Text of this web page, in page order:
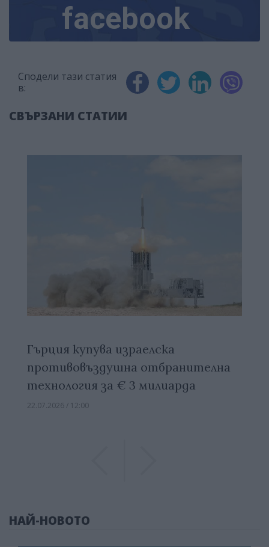
facebook
Сподели тази статия
в:
СВЪРЗАНИ СТАТИИ
Гърция купува израелска
противовъздушна отбранителна
технология за € 3 милиарда
22.07.2026 / 12:00
НАЙ-НОВОТО